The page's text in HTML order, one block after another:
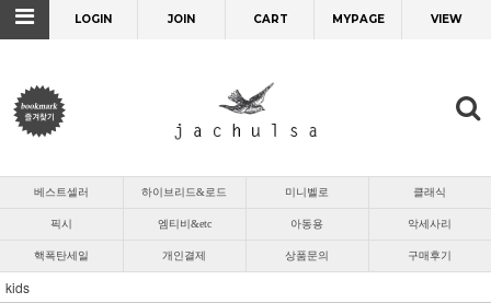
LOGIN JOIN CART MYPAGE VIEW
베스트셀러 하이브리드&로드 미니벨로 클래식
픽시 엠티비&etc 아동용 악세사리
핵폭탄세일 개인결제 상품문의 구매후기
kids